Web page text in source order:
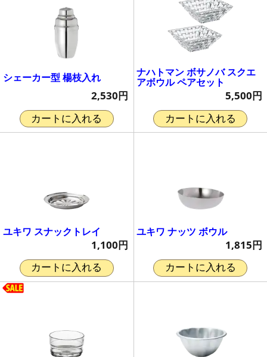
シェーカー型 楊枝入れ
2,530円
カートに入れる
ナハトマン ボサノバ スクエ
アボウル ペアセット
5,500円
カートに入れる
ユキワ スナックトレイ
1,100円
カートに入れる
ユキワ ナッツ ボウル
1,815円
カートに入れる